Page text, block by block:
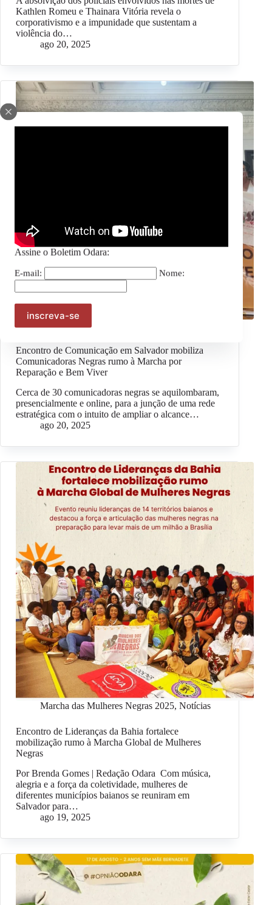
Assine o Boletim Odara:
E-mail: Nome:
Kathlen Romeu e Thainara Vitória revela o
corporativismo e a impunidade que sustentam a
violência do…
ago 20, 2025
Marcha das Mulheres Negras 2025
Encontro de Comunicação em Salvador mobiliza
Comunicadoras Negras rumo à Marcha por
Reparação e Bem Viver
Cerca de 30 comunicadoras negras se aquilombaram,
presencialmente e online, para a junção de uma rede
estratégica com o intuito de ampliar o alcance…
ago 20, 2025
Marcha das Mulheres Negras 2025, Notícias
Encontro de Lideranças da Bahia fortalece
mobilização rumo à Marcha Global de Mulheres
Negras
Por Brenda Gomes | Redação Odara Com música,
alegria e a força da coletividade, mulheres de
diferentes municípios baianos se reuniram em
Salvador para…
ago 19, 2025